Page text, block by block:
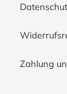
Zahlung